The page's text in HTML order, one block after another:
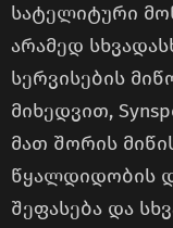
სატელიტური
არამედ
სერვისების
მიხედვით,
მათ შორის
წყალდიდობის
შეფასება და